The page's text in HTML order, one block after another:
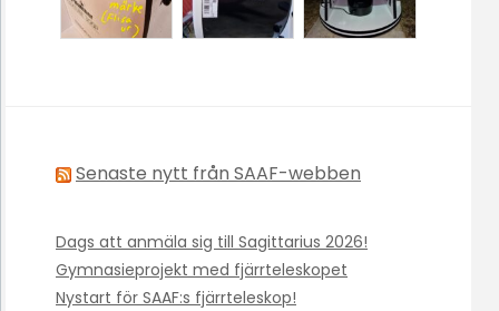
Senaste nytt från SAAF-webben
Dags att anmäla sig till Sagittarius 2026!
Gymnasieprojekt med fjärrteleskopet
Nystart för SAAF:s fjärrteleskop!